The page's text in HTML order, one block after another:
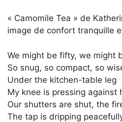
« Camomile Tea » de
image de confort tranquille
We might be fifty, we might
So snug, so compact, so
Under the kitchen-table leg
My knee is pressing against
Our shutters are shut, the
The tap is dripping